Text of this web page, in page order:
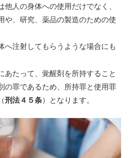
人の身体への使用だけでなく、
や、研究、薬品の製造のための使
へ注射してもらうような場合にも
あたって、覚醒剤を所持すること
の罪であるため、所持罪と使用罪
刑法４５条）となります。